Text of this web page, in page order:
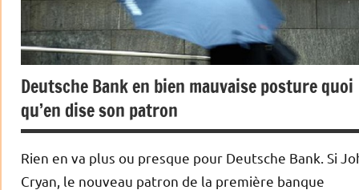
Deutsche Bank en bien mauvaise posture quoi
qu’en dise son patron
Rien en va plus ou presque pour Deutsche Bank. Si
Cryan, le nouveau patron de la première banque